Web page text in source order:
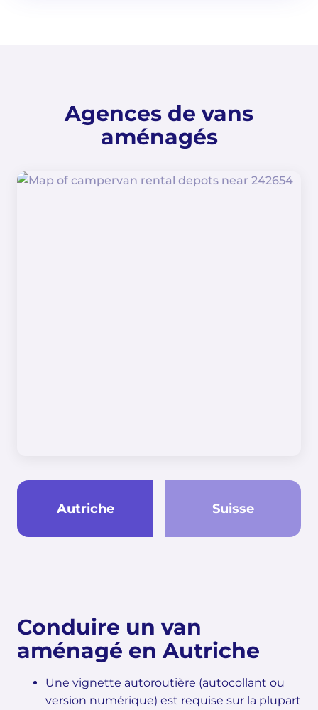
Agences de vans
aménagés
Autriche Suisse
Conduire un van
aménagé en Autriche
Une vignette autoroutière (autocollant ou
version numérique) est requise sur la plupart